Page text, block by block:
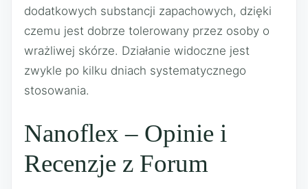
dodatkowych substancji zapachowych, dzięki
czemu jest dobrze tolerowany przez osoby o
wrażliwej skórze. Działanie widoczne jest
zwykle po kilku dniach systematycznego
stosowania.
Nanoflex – Opinie i
Recenzje z Forum